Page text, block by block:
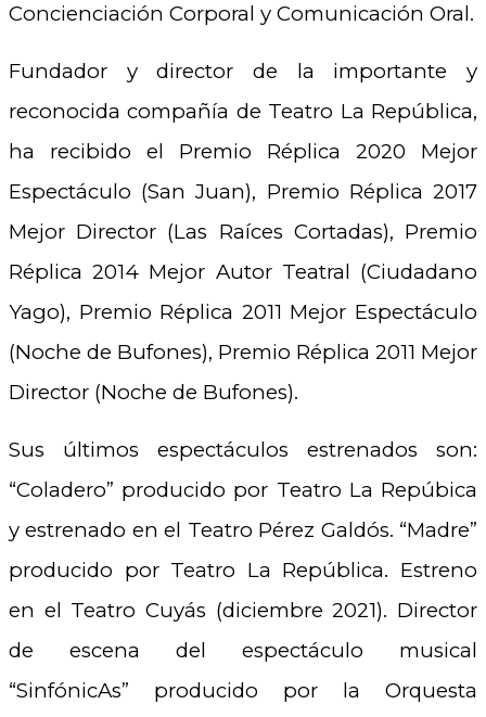
Concienciación Corporal y Comunicación Oral.
Fundador y director de la importante y
reconocida compañía de Teatro La República,
ha recibido el Premio Réplica 2020 Mejor
Espectáculo (San Juan), Premio Réplica 2017
Mejor Director (Las Raíces Cortadas), Premio
Réplica 2014 Mejor Autor Teatral (Ciudadano
Yago), Premio Réplica 2011 Mejor Espectáculo
(Noche de Bufones), Premio Réplica 2011 Mejor
Director (Noche de Bufones).
Sus últimos espectáculos estrenados son:
“Coladero” producido por Teatro La Repúbica
y estrenado en el Teatro Pérez Galdós. “Madre”
producido por Teatro La República. Estreno
en el Teatro Cuyás (diciembre 2021). Director
de escena del espectáculo musical
“SinfónicAs” producido por la Orquesta